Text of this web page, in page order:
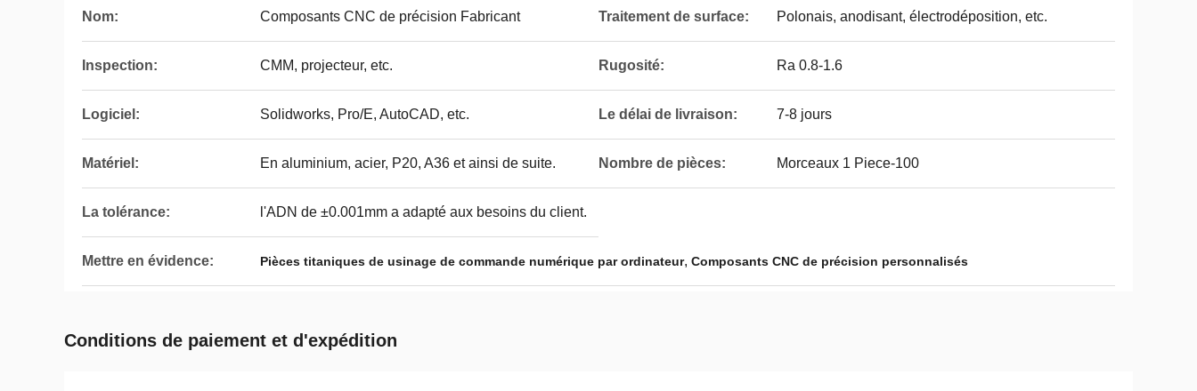
Nom: Composants CNC de précision Fabricant Traitement de surface: Polonais, anodisant, électrodéposition, etc.
Inspection: CMM, projecteur, etc. Rugosité: Ra 0.8-1.6
Logiciel: Solidworks, Pro/E, AutoCAD, etc. Le délai de livraison: 7-8 jours
Matériel: En aluminium, acier, P20, A36 et ainsi de suite. Nombre de pièces: Morceaux 1 Piece-100
La tolérance: l'ADN de ±0.001mm a adapté aux besoins du client.
Mettre en évidence: Pièces titaniques de usinage de commande numérique par ordinateur, Composants CNC de précision personnalisés
Conditions de paiement et d'expédition